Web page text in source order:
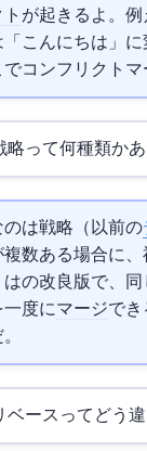
が起きるよ。例えば
では「こんにちは」
ンフリクトマーカー（
略って何種類かあ
recursive戦略（2.33以前の
数ある場合に、
Recursive's Twin）は
一度にマージでき
ベースってどう違